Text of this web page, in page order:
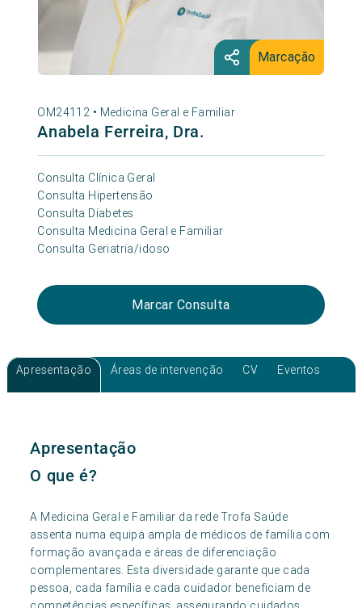
Marcação
OM24112 • Medicina Geral e Familiar
Anabela Ferreira, Dra.
Consulta Clínica Geral
Consulta Hipertensão
Consulta Diabetes
Consulta Medicina Geral e Familiar
Consulta Geriatria/idoso
Marcar Consulta
Apresentação Áreas de intervenção CV Eventos
Apresentação
O que é?
A Medicina Geral e Familiar da rede Trofa Saúde
assenta numa equipa ampla de médicos de família com
formação avançada e áreas de diferenciação
complementares. Esta diversidade garante que cada
pessoa, cada família e cada cuidador beneficiam de